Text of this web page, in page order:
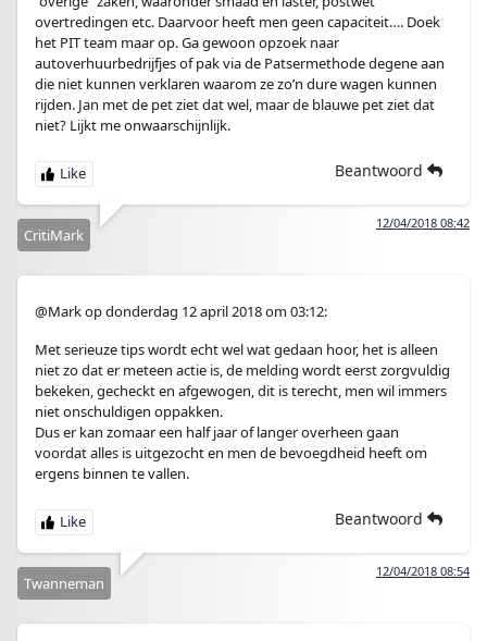
overtredingen etc. Daarvoor heeft men geen capaciteit…. Doek
het PIT team maar op. Ga gewoon opzoek naar
autoverhuurbedrijfjes of pak via de Patsermethode degene aan
die niet kunnen verklaren waarom ze zo’n dure wagen kunnen
rijden. Jan met de pet ziet dat wel, maar de blauwe pet ziet dat
niet? Lijkt me onwaarschijnlijk.
Beantwoord
12/04/2018 08:42
CritiMark
@Mark op donderdag 12 april 2018 om 03:12:
Met serieuze tips wordt echt wel wat gedaan hoor, het is alleen
niet zo dat er meteen actie is, de melding wordt eerst zorgvuldig
bekeken, gecheckt en afgewogen, dit is terecht, men wil immers
niet onschuldigen oppakken.
Dus er kan zomaar een half jaar of langer overheen gaan
voordat alles is uitgezocht en men de bevoegdheid heeft om
ergens binnen te vallen.
Beantwoord
12/04/2018 08:54
Twanneman